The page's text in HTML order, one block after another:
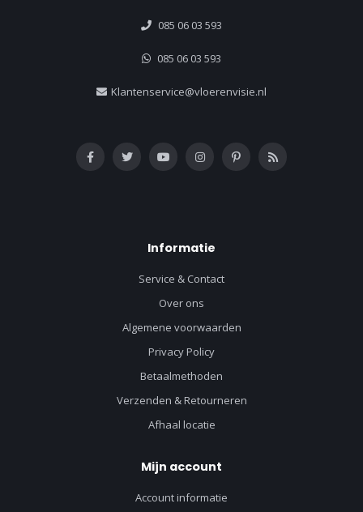
085 06 03 593
085 06 03 593
Klantenservice@vloerenvisie.nl
Informatie
Service & Contact
Over ons
Algemene voorwaarden
Privacy Policy
Betaalmethoden
Verzenden & Retourneren
Afhaal locatie
Mijn account
Account informatie